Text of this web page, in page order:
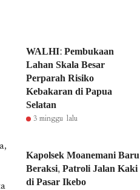
WALHI: Pembukaan
Lahan Skala Besar
Perparah Risiko
Kebakaran di Papua
Selatan
3 minggu lalu
Kapolsek Moanemani Baru
Beraksi, Patroli Jalan Kaki
di Pasar Ikebo